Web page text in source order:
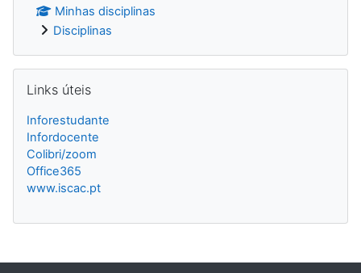
Minhas disciplinas
Disciplinas
Links úteis
Inforestudante
Infordocente
Colibri/zoom
Office365
www.iscac.pt
Blocos